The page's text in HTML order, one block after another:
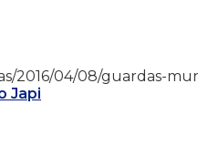
2016/04/08/guardas-
Japi